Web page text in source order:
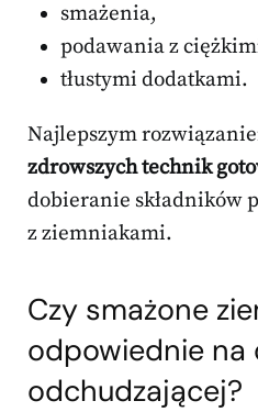
smażenia,
podawania z
tłustymi dodatkami.
Najlepszym
zdrowszych technik
dobieranie składników
z ziemniakami.
Czy smażone
odpowiednie na
odchudzającej?